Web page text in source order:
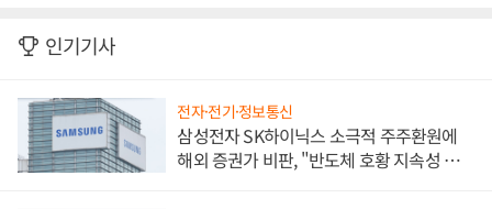
인기기사
전자·전기·정보통신
삼성전자 SK하이닉스 소극적 주주환원에
해외 증권가 비판, "반도체 호황 지속성 의